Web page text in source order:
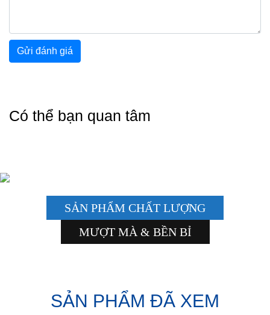
Gửi đánh giá
Có thể bạn quan tâm
SẢN PHẨM CHẤT LƯỢNG
MƯỢT MÀ & BỀN BỈ
SẢN PHẨM ĐÃ XEM